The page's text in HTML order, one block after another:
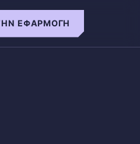
ΕΦΑΡΜΟΓΉ